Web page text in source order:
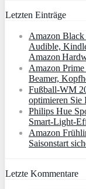
Letzten Einträge
Amazon Black
Audible,
Amazon
Amazon
Beamer,
Fußball-WM
optimieren Sie
Philips Hue
Amazon
Saisonstart
Letzte Kommentare